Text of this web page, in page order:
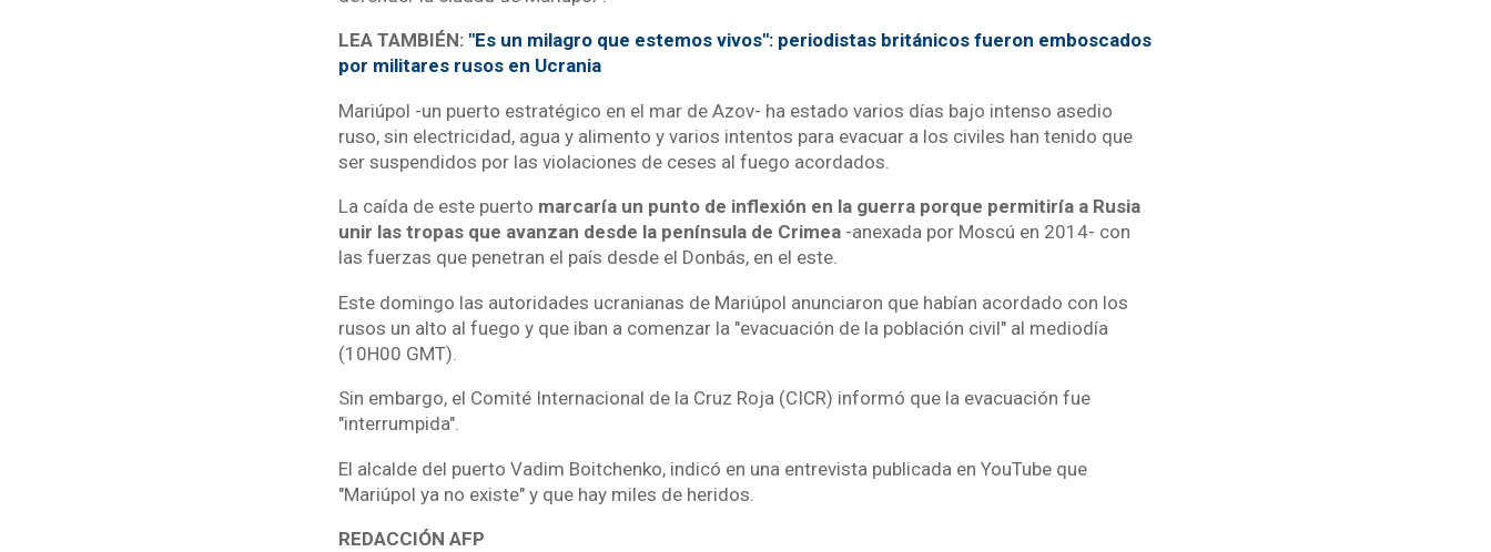
LEA TAMBIÉN: "Es un milagro que estemos vivos": periodistas británicos fueron emboscados
por militares rusos en Ucrania
Mariúpol -un puerto estratégico en el mar de Azov- ha estado varios días bajo intenso asedio
ruso, sin electricidad, agua y alimento y varios intentos para evacuar a los civiles han tenido que
ser suspendidos por las violaciones de ceses al fuego acordados.
La caída de este puerto marcaría un punto de inflexión en la guerra porque permitiría a Rusia
unir las tropas que avanzan desde la península de Crimea-anexada por Moscú en 2014- con
las fuerzas que penetran el país desde el Donbás, en el este.
Este domingo las autoridades ucranianas de Mariúpol anunciaron que habían acordado con los
rusos un alto al fuego y que iban a comenzar la "evacuación de la población civil" al mediodía
(10H00 GMT).
Sin embargo, el Comité Internacional de la Cruz Roja (CICR) informó que la evacuación fue
"interrumpida".
El alcalde del puerto Vadim Boitchenko, indicó en una entrevista publicada en YouTube que
"Mariúpol ya no existe" y que hay miles de heridos.
REDACCIÓN AFP